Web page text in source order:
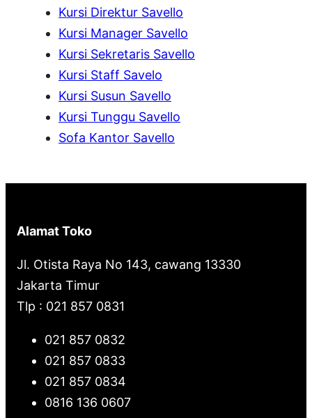
Kursi Direktur Savello
Kursi Manager Savello
Kursi Sekretaris Savello
Kursi Staff Savelo
Kursi Susun Savello
Kursi Tunggu Savello
Sofa Kantor Savello
Alamat Toko
Jl. Otista Raya No 143, cawang 13330
Jakarta Timur
Tlp : 021 857 0831
021 857 0832
021 857 0833
021 857 0834
0816 136 0607